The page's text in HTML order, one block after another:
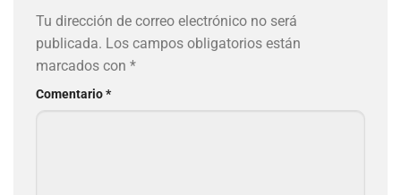
Tu dirección de correo electrónico no será
publicada. Los campos obligatorios están
marcados con *
Comentario*